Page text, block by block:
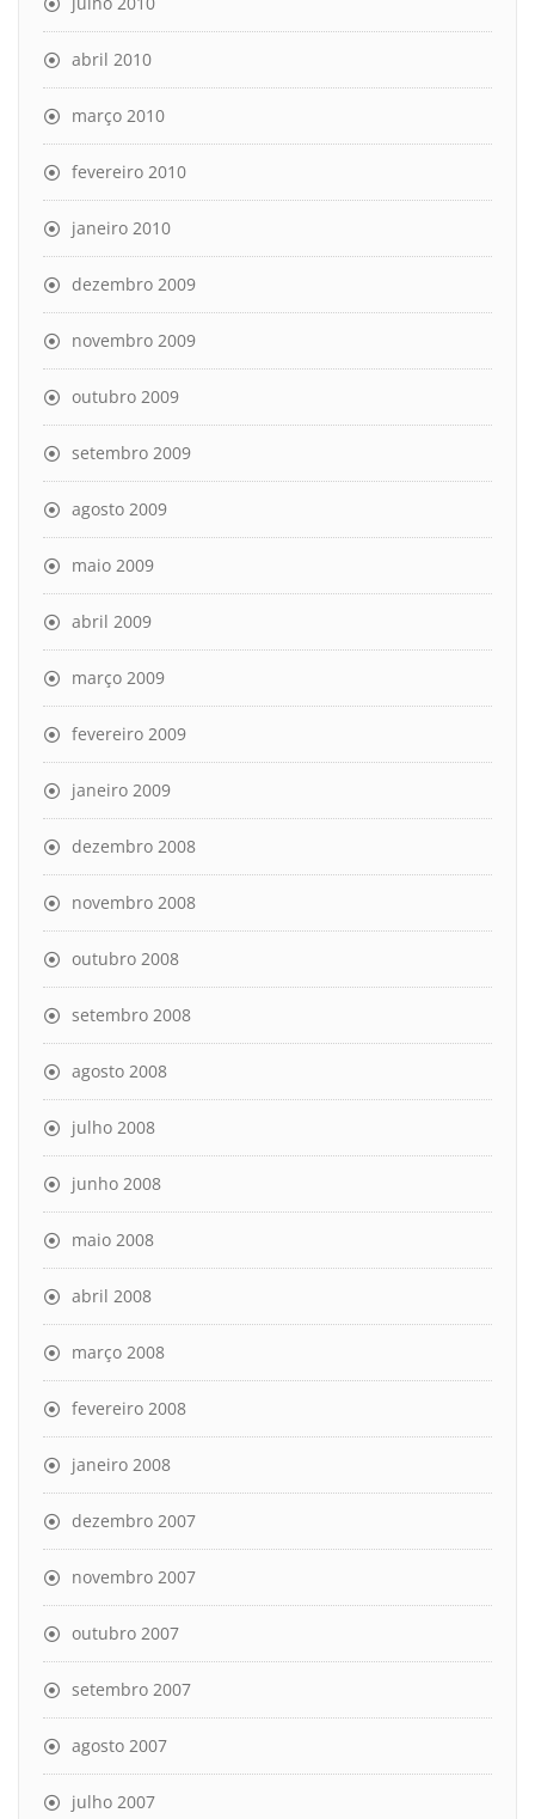
abril 2010
março 2010
fevereiro 2010
janeiro 2010
dezembro 2009
novembro 2009
outubro 2009
setembro 2009
agosto 2009
maio 2009
abril 2009
março 2009
fevereiro 2009
janeiro 2009
dezembro 2008
novembro 2008
outubro 2008
setembro 2008
agosto 2008
julho 2008
junho 2008
maio 2008
abril 2008
março 2008
fevereiro 2008
janeiro 2008
dezembro 2007
novembro 2007
outubro 2007
setembro 2007
agosto 2007
julho 2007